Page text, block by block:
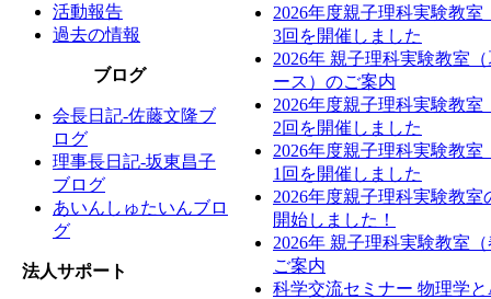
活動報告
過去の情報
ブログ
会長日記-佐藤文隆ブ
ログ
理事長日記-坂東昌子
ブログ
あいんしゅたいんブロ
グ
法人サポート
2026年度親子理科実験教室
3回を開催しました
2026年 親子理科実験教室
ース）のご案内
2026年度親子理科実験教室
2回を開催しました
2026年度親子理科実験教室
1回を開催しました
2026年度親子理科実験教室
開始しました！
2026年 親子理科実験教室
ご案内
科学交流セミナー 物理学